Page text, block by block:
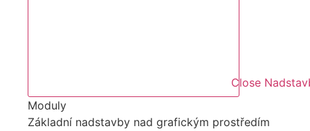
Close
Moduly
Základní nadstavby nad grafickým prostředím